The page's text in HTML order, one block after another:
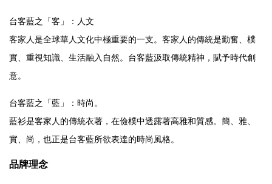
台客藍之「客」：人文
客家人是全球華人文化中極重要的一支。客家人的傳統是勤奮、樸
實、重視知識、生活融入自然。台客藍汲取傳統精神，賦予時代創
意。
台客藍之「藍」：時尚。
藍衫是客家人的傳統衣著，在儉樸中透露著高雅和質感。簡、雅、
實、尚，也正是台客藍所欲表達的時尚風格。
品牌理念